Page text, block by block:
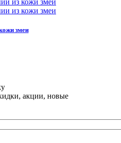
змеи
акции, новые